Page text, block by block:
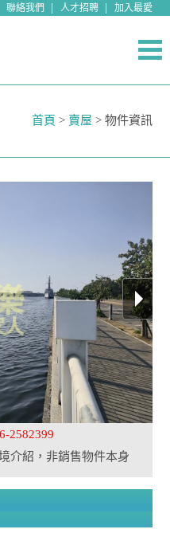
聯絡我們 人才招聘 加入最愛
首頁 > 賣屋 > 物件資訊
2582399
介紹，非銷售物件本身